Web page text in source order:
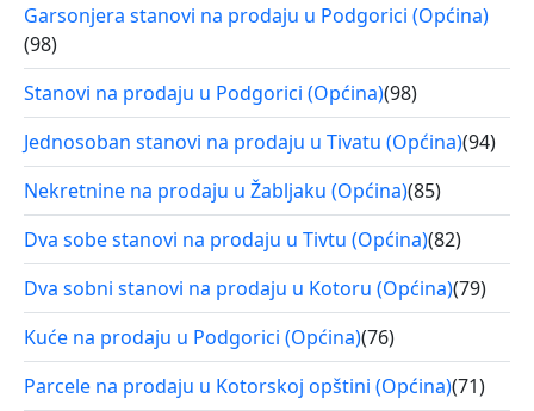
Garsonjera stanovi na prodaju u Podgorici (Općina)
(98)
Stanovi na prodaju u Podgorici (Općina)(98)
Jednosoban stanovi na prodaju u Tivatu (Općina)(94)
Nekretnine na prodaju u Žabljaku (Općina)(85)
Dva sobe stanovi na prodaju u Tivtu (Općina)(82)
Dva sobni stanovi na prodaju u Kotoru (Općina)(79)
Kuće na prodaju u Podgorici (Općina)(76)
Parcele na prodaju u Kotorskoj opštini (Općina)(71)